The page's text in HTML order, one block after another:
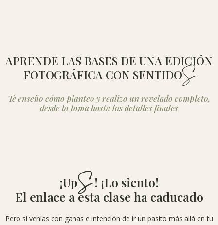
APRENDE LAS BASES DE UNA EDICIÓN
FOTOGRÁFICA CON SENTIDOS
Te enseño cómo planteo y realizo un revelado completo,
desde la toma hasta los detalles finales
¡UpS! ¡Lo siento!
El enlace a esta clase ha caducado
Pero si venías con ganas e intención de ir un pasito más allá en tu